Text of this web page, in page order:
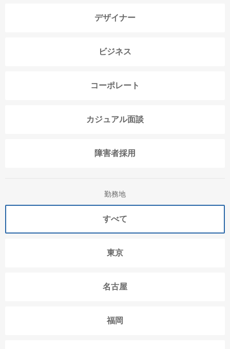
デザイナー
ビジネス
コーポレート
カジュアル面談
障害者採用
勤務地
すべて
東京
名古屋
福岡